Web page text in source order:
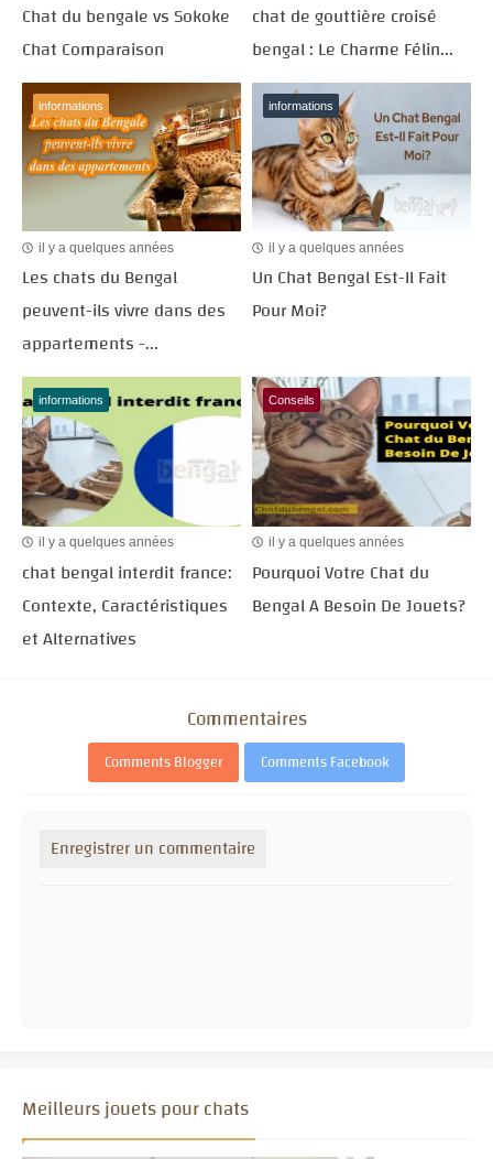
Chat du bengale vs Sokoke
Chat Comparaison
chat de gouttière croisé
bengal : Le Charme Félin...
informations
il y a quelques années
Les chats du Bengal
peuvent-ils vivre dans des
appartements -...
informations
il y a quelques années
Un Chat Bengal Est-Il Fait
Pour Moi?
informations
il y a quelques années
chat bengal interdit france:
Contexte, Caractéristiques
et Alternatives
Conseils
il y a quelques années
Pourquoi Votre Chat du
Bengal A Besoin De Jouets?
Commentaires
Comments Blogger Comments Facebook
Enregistrer un commentaire
Meilleurs jouets pour chats